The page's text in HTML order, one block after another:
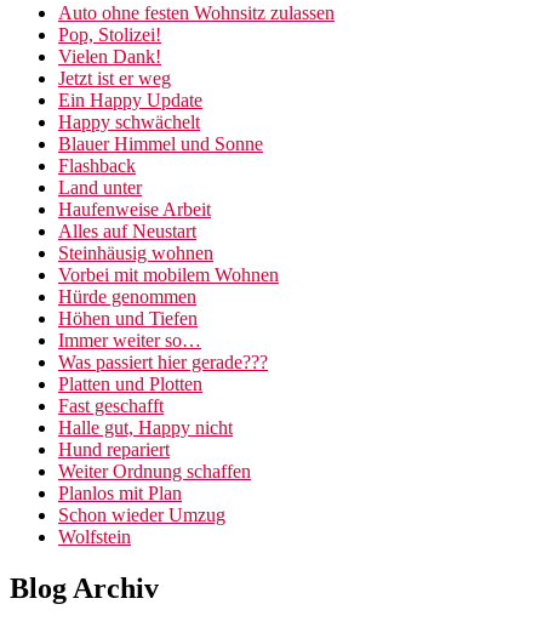
Auto ohne festen Wohnsitz zulassen
Pop, Stolizei!
Vielen Dank!
Jetzt ist er weg
Ein Happy Update
Happy schwächelt
Blauer Himmel und Sonne
Flashback
Land unter
Haufenweise Arbeit
Alles auf Neustart
Steinhäusig wohnen
Vorbei mit mobilem Wohnen
Hürde genommen
Höhen und Tiefen
Immer weiter so…
Was passiert hier gerade???
Platten und Plotten
Fast geschafft
Halle gut, Happy nicht
Hund repariert
Weiter Ordnung schaffen
Planlos mit Plan
Schon wieder Umzug
Wolfstein
Blog Archiv